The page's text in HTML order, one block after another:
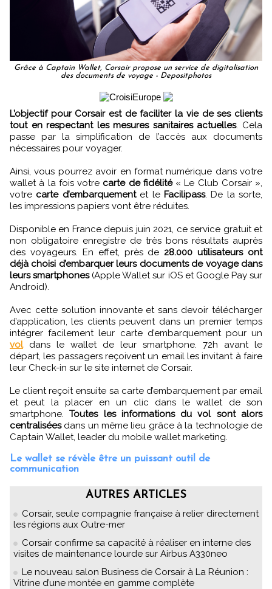
Grâce à Captain Wallet, Corsair propose un service de digitalisation
des documents de voyage - Depositphotos
L’objectif pour Corsair est de faciliter la vie de ses clients
tout en respectant les mesures sanitaires actuelles. Cela
passe par la simplification de l’accès aux documents
nécessaires pour voyager.
Ainsi, vous pourrez avoir en format numérique dans votre
wallet à la fois votre carte de fidélité« Le Club Corsair »,
votre carte d’embarquementet le Facilipass. De la sorte,
les impressions papiers vont être réduites.
Disponible en France depuis juin 2021, ce service gratuit et
non obligatoire enregistre de très bons résultats auprès
des voyageurs. En effet, près de 28.000 utilisateurs ont
déjà choisi d’embarquer leurs documents de voyage dans
leurs smartphones(Apple Wallet sur iOS et Google Pay sur
Android).
Avec cette solution innovante et sans devoir télécharger
d’application, les clients peuvent dans un premier temps
intégrer facilement leur carte d’embarquement pour un
voldans le wallet de leur smartphone. 72h avant le
départ, les passagers reçoivent un email les invitant à faire
leur Check-in sur le site internet de Corsair.
Le client reçoit ensuite sa carte d’embarquement par email
et peut la placer en un clic dans le wallet de son
smartphone.Toutes les informations du vol sont alors
centraliséesdans un même lieu grâce à la technologie de
Captain Wallet, leader du mobile wallet marketing.
Le wallet se révèle être un puissant outil de
communication
AUTRES ARTICLES
Corsair, seule compagnie française à relier directement
les régions aux Outre-mer
Corsair confirme sa capacité à réaliser en interne des
visites de maintenance lourde sur Airbus A330neo
Le nouveau salon Business de Corsair à La Réunion :
Vitrine d’une montée en gamme complète